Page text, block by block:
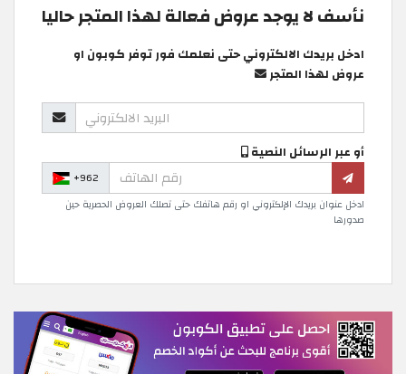
نأسف لا يوجد عروض فعالة لهذا المتجر حاليا
ادخل بريدك الالكتروني حتى نعلمك فور توفر كوبون او
عروض لهذا المتجر
أو عبر الرسائل النصية
+962
ادخل عنوان بريدك الإلكتروني او رقم هاتفك حتى تصلك العروض الحصرية حين
صدورها